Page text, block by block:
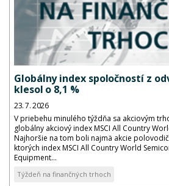
Globálny index spoločností z
klesol o 8,1 %
23. 7. 2026
V priebehu minulého týždňa sa akciovým
globálny akciový index MSCI All Country
Najhoršie na tom boli najmä akcie
ktorých index MSCI All Country World
Equipment...
Týždeň na finančných trhoch